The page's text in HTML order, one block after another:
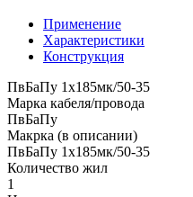
Применение
Характеристики
Конструкция
ПвБаПу 1х185мк/50-35
Марка кабеля/провода
ПвБаПу
Макрка (в описании)
ПвБаПу 1х185мк/50-35
Количество жил
1